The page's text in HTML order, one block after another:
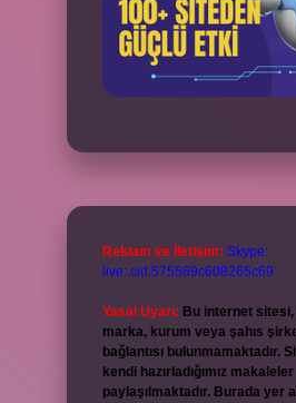
Reklam ve İletişim: Skype:
live:.cid.575569c608265c69
Yasal Uyarı: Bu internet
marka, kurum veya şahıs
bağlantısı bulunmamaktadır.
kendi hazırladığımız makaleler
paylaşılmaktadır. Burada yer